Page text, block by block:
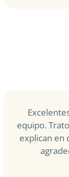
equipo.
explican en